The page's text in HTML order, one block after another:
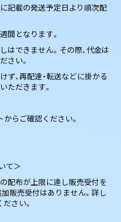
記載の発送予定日より順次配
間となります。
はできません。その際、代金は
さい。
ず、再配達・転送などに掛かる
ただきます。
らご確認ください。
て＞
配布が上限に達し販売受付を
販売受付はありません。詳し
さい。